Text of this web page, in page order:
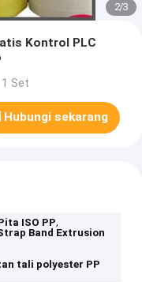
2/3
Kontrol PLC
1 Set
Hubungi sekarang
ISO PP,
Band Extrusion
tali polyester PP